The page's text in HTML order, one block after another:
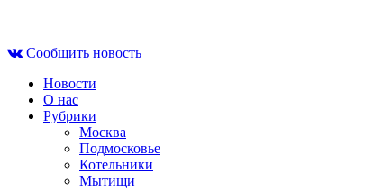
contentСообщить новость
Новости
О нас
Рубрики
Москва
Подмосковье
Котельники
Мытищи